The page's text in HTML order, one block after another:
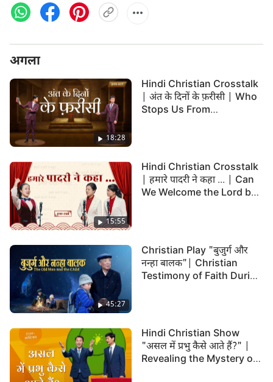
रुकावट डालता है, औरबाइबल
झूठे मसीह और झूठे भविष्यद्वक्‍ता उठ खड़े होंगे, और बड़े
चिह्न, और अद्भुत काम दिखाएँगे कि यदि हो सके तो चुने हुओं
को भी भरमा दें
कोई भी प्रभु के आगमन का प्रचार करता है, वह झूठा है। इससे
झेंग हओ’एन उलझन में पड़ जाता है। लेकिन अपनी पत्नी की
सहभागिता को सुनकर, वह सच्चे और झूठे मसीहों को पहचानने
से संबंधित सत्य के पहलुओं को समझ जाता है, और अंतत:
उलझन से बाहर आ जाता है...। आशा है आप नाट्य-प्रस्तुति 'सच
कभी झूठ नहीं हो सकता' का आनंद लेंगे।
अगला
18:28
Hindi Christian Crosstalk
| अंत के दिनों के फ़रीसी | Who
Stops Us From
15:55
Hindi Christian Crosstalk
| हमारे पादरी ने कहा ... | Can
We Welcome the Lord by
45:27
Christian Play "बुजुर्ग और
नन्हा बालक"| Christian
Testimony of Faith During
Hindi Christian Show
"असल में प्रभु कैसे आते हैं?" |
Revealing the Mystery of